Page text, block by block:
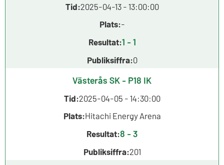
Tid:2025-04-13 - 13:00:00
Plats:-
Resultat:1 - 1
Publiksiffra:0
Västerås SK - P18 IK
Tid:2025-04-05 - 14:30:00
Plats:Hitachi Energy Arena
Resultat:8 - 3
Publiksiffra:201